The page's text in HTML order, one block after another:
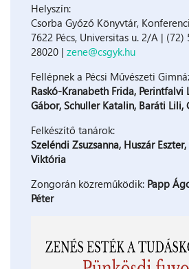
Helyszín:
Csorba Győző Könyvtár,
7622 Pécs, Universitas u. 2/A |
28020 | zene@csgyk.hu
Fellépnek a Pécsi Művészeti
Raskó-Kranabeth Frida, Perintfalvi
Gábor, Schuller Katalin, Baráti Lili,
Felkészítő tanárok:
Szeléndi Zsuzsanna, Huszár Eszter,
Viktória
Zongorán közreműködik: Papp
Péter